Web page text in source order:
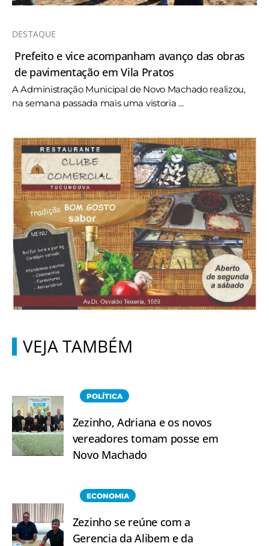
DESTAQUE
Prefeito e vice acompanham avanço das obras
de pavimentação em Vila Pratos
A Administração Municipal de Novo Machado realizou,
na semana passada mais uma vistoria ...
VEJA TAMBÉM
POLÍTICA
Zezinho, Adriana e os novos
vereadores tomam posse em
Novo Machado
ECONOMIA
Zezinho se reúne com a
Gerencia da Alibem e da